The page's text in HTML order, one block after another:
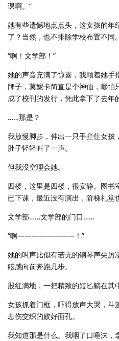
课啊。”
她有些遗憾地点点头，这女孩的
了？当然，也不排除学校布置不同。
“啊！文学部！”
她的声音充满了惊喜，我顺着她手
牌子，莫妮卡简直是个神仙，哪
成了校刊的发行，凭此拿下了去年
……那是？
我放慢脚步，伸出一只手拦住女孩
肚子轻轻叫了一声。
但我没空理会她。
四楼，这里是四楼，很安静。图
已下课，最近没有演出，阶梯礼堂
文学部……文学部的门口……
“啊————————！”
她的叫声比似有若无的钢琴声尖厉
眩感向前奔跑几步。
殷红满地，一把精致的短匕躺在其
女孩抓着门框，吓得放声大哭，斗
悲伤交织的姣好面孔。
我知道那是什么。我咽了口唾沫，